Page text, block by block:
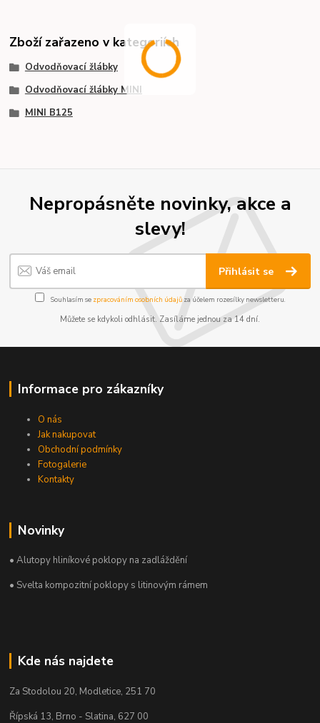
Zboží zařazeno v kategoriích
Odvodňovací žlábky
Odvodňovací žlábky MINI
MINI B125
Nepropásněte novinky, akce a
slevy!
Přihlásit se
Souhlasím se zpracováním osobních údajůza účelem rozesílky newsletteru.
Můžete se kdykoli odhlásit. Zasíláme jednou za 14 dní.
Informace pro zákazníky
O nás
Jak nakupovat
Obchodní podmínky
Fotogalerie
Kontakty
Novinky
• Alutopy hliníkové poklopy na zadláždění
• Svelta kompozitní poklopy s litinovým rámem
Kde nás najdete
Za Stodolou 20, Modletice, 251 70
Řípská 13, Brno - Slatina, 627 00